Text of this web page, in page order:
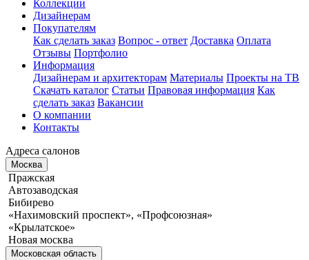
Коллекции
Дизайнерам
Покупателям
Как сделать заказ Вопрос - ответ Доставка Оплата
Отзывы Портфолио
Информация
Дизайнерам и архитекторам Материалы Проекты на ТВ
Скачать каталог Статьи Правовая информация Как
сделать заказ Вакансии
О компании
Контакты
Адреса салонов
Москва
Пражская
Автозаводская
Бибирево
«Нахимовский проспект», «Профсоюзная»
«Крылатское»
Новая москва
Московская область